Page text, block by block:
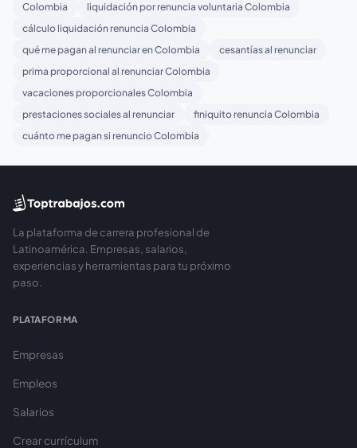
Colombia
liquidación por renuncia voluntaria Colombia
cálculo liquidación renuncia Colombia
qué me pagan al renunciar en Colombia
cesantías al renunciar
prima proporcional al renunciar Colombia
vacaciones proporcionales Colombia
prestaciones sociales al renunciar
finiquito renuncia Colombia
cuánto me pagan si renuncio Colombia
La plataforma de carrera profesional de
Latinoamérica. Empresas, salarios,
experiencias y herramientas para tu próximo
paso.
PLATAFORMA
Empresas
Empleos
Salarios
Crear currículum